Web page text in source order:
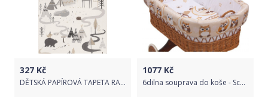
327 Kč
DĚTSKÁ PAPÍROVÁ TAPETA RASCH KIDS & TEENS 292404
1077 Kč
6dilna souprava do koše - Scarlett SOVA - béžová